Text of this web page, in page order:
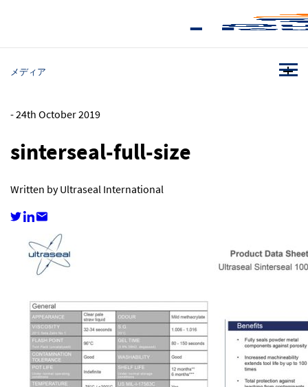
メディア
-24th October 2019
sinterseal-full-size
Written by Ultraseal International